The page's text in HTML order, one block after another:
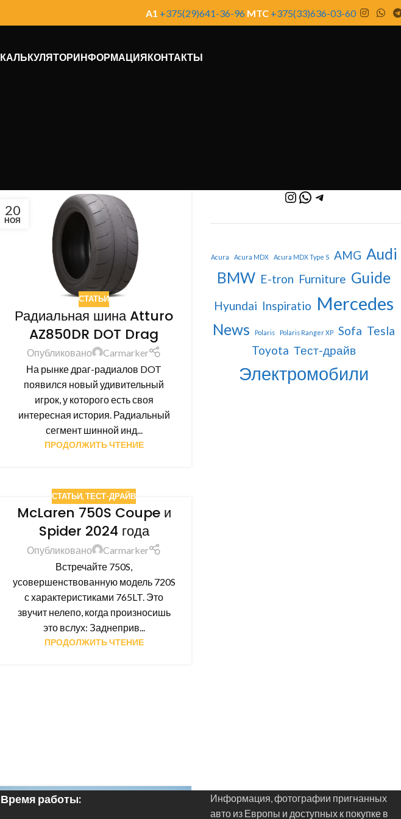
A1 +375(29)641-36-96 MTC +375(33)636-03-60
КАЛЬКУЛЯТОРИНФОРМАЦИЯКОНТАКТЫ
20
НОЯ
СТАТЬИ
Радиальная шина Atturo
AZ850DR DOT Drag
Опубликовано
Carmarker
На рынке драг-радиалов DOT
появился новый удивительный
игрок, у которого есть своя
интересная история. Радиальный
сегмент шинной инд...
ПРОДОЛЖИТЬ ЧТЕНИЕ
СТАТЬИ,ТЕСТ-ДРАЙВ
McLaren 750S Coupe и
Spider 2024 года
Опубликовано
Carmarker
Встречайте 750S,
усовершенствованную модель 720S
с характеристиками 765LT. Это
звучит нелепо, когда произносишь
это вслух: Заднеприв...
ПРОДОЛЖИТЬ ЧТЕНИЕ
15
Acura Acura MDX Acura MDX Type S AMG Audi
BMW E-tron Furniture Guide
Hyundai Inspiratio Mercedes
News Polaris Polaris Ranger XP Sofa Tesla
Toyota Тест-драйв
Электромобили
Время работы:
Информация, фотографии пригнанных
авто из Европы и доступных к покупке в